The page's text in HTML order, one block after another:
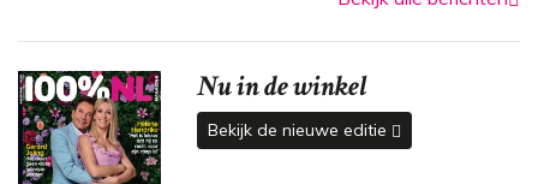
Nu in de winkel
Bekijk de nieuwe editie